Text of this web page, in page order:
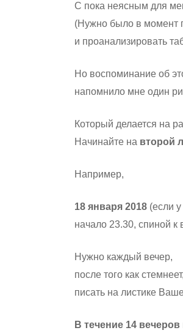
С пока неясным для
(Нужно было в момент
и проанализировать
Но воспоминание об
напомнило мне один
Который делается на
Начинайте на второй
Например,
18 января 2018 (если
начало 23.30, спиной к
Нужно каждый вечер,
после того как стемнеет,
писать на листике
В течение 14 вечеров